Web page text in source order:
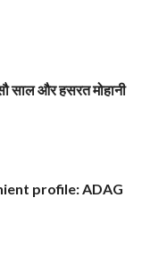
साल और हसरत मोहानी
profile: ADAG